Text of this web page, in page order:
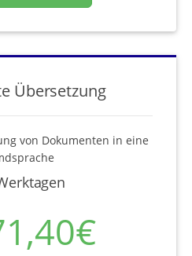
Übersetzung
von Dokumenten in eine